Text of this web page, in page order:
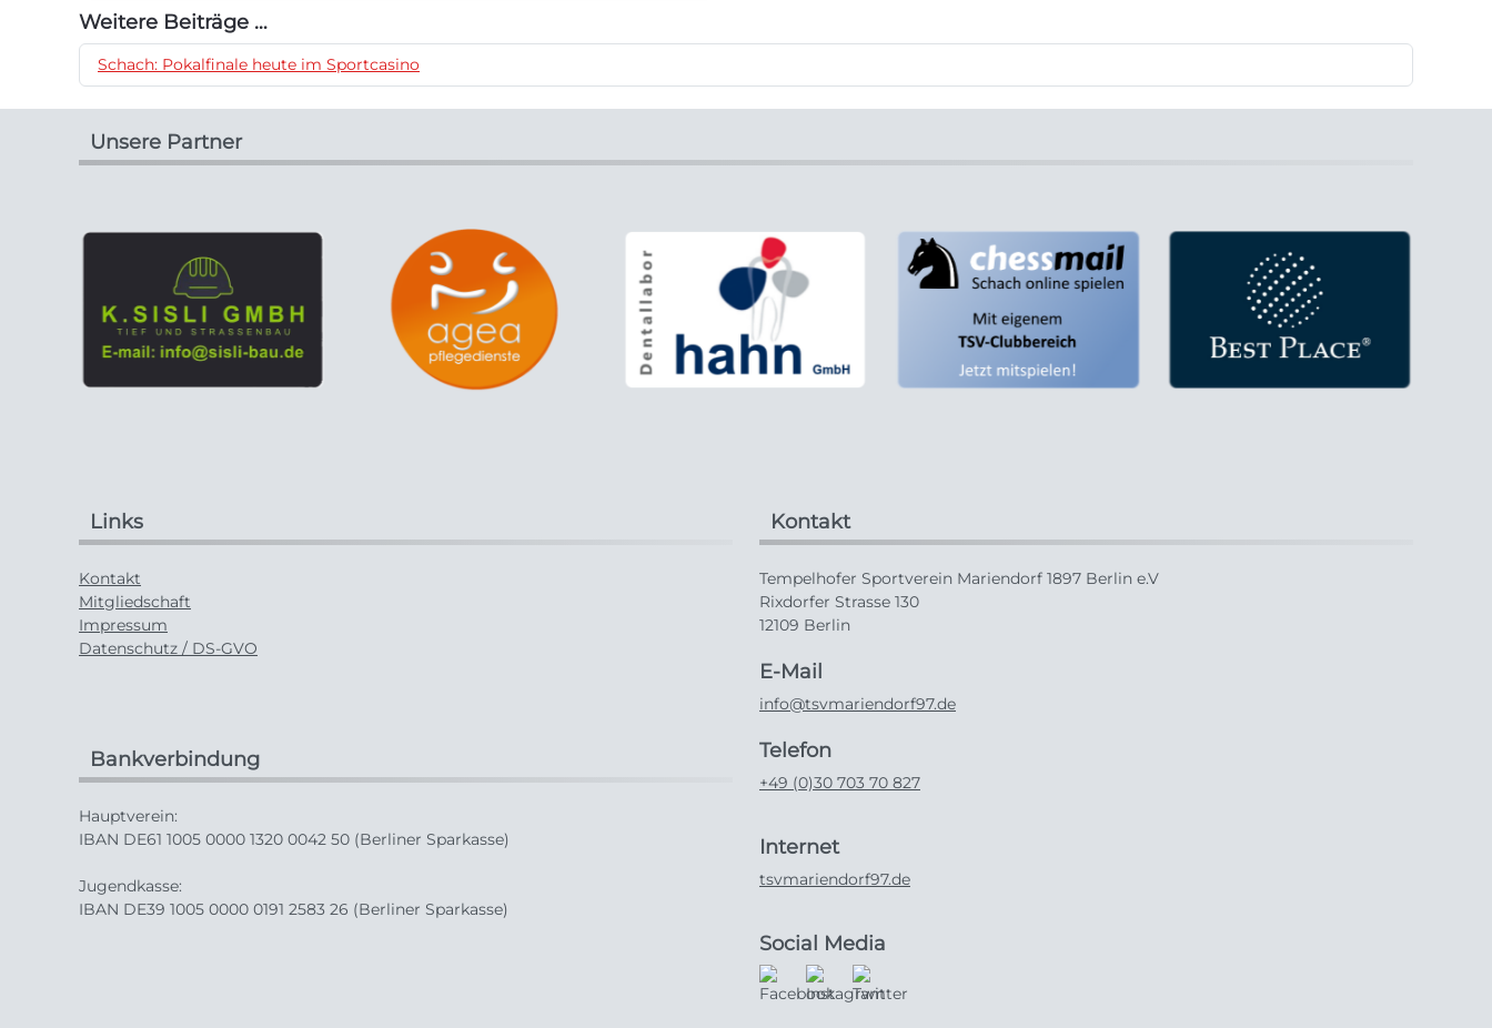
Weitere Beiträge …
Schach: Pokalfinale heute im Sportcasino
Unsere Partner
Links
Kontakt
Mitgliedschaft
Impressum
Datenschutz / DS-GVO
Bankverbindung
Hauptverein:
IBAN DE61 1005 0000 1320 0042 50 (Berliner Sparkasse)
Jugendkasse:
IBAN DE39 1005 0000 0191 2583 26 (Berliner Sparkasse)
Kontakt
Tempelhofer Sportverein Mariendorf 1897 Berlin e.V
Rixdorfer Strasse 130
12109 Berlin
E-Mail
info@tsvmariendorf97.de
Telefon
+49 (0)30 703 70 827
Internet
tsvmariendorf97.de
Social Media